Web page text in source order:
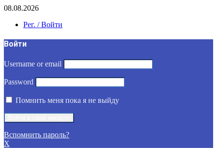
08.08.2026
Рег. / Войти
Войти
Username or email
Password
Помнить меня пока я не выйду
Вспомнить пароль?
X